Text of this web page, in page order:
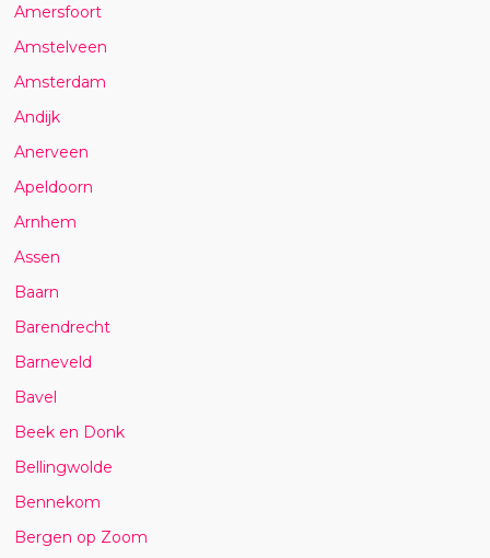
Amersfoort
Amstelveen
Amsterdam
Andijk
Anerveen
Apeldoorn
Arnhem
Assen
Baarn
Barendrecht
Barneveld
Bavel
Beek en Donk
Bellingwolde
Bennekom
Bergen op Zoom